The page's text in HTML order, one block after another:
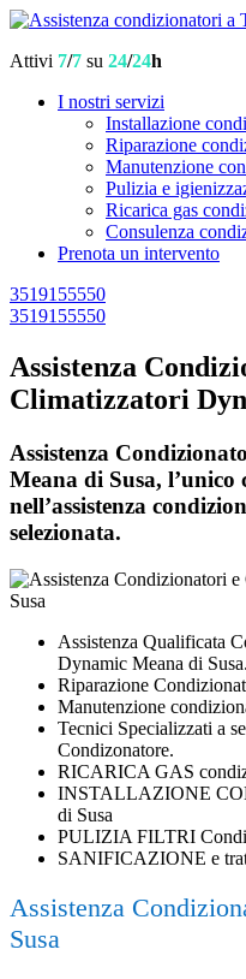
Attivi 7/7 su 24/24h
I nostri servizi
Installazione
Riparazione
Manutenzione
Pulizia e
Ricarica gas
Consulenza
Prenota un intervento
3519155550
3519155550
Assistenza
Climatizzatori
Assistenza
Meana di Susa, l’unico
nell’assistenza
selezionata.
Assistenza Qualificata
Dynamic Meana di Susa.
Riparazione
Manutenzione
Tecnici Specializzati a
Condizonatore.
RICARICA GAS
INSTALLAZIONE
di Susa
PULIZIA FILTRI
SANIFICAZIONE e
Assistenza
Susa